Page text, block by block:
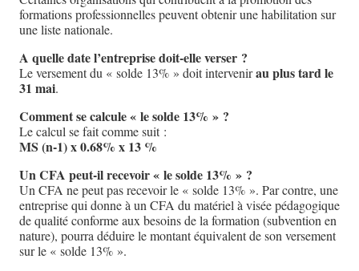
formations professionnelles peuvent obtenir une habilitation sur
une liste nationale.
A quelle date l’entreprise doit-elle verser ?
Le versement du « solde 13% » doit intervenirau plus tard le
31 mai.
Comment se calcule « le solde 13% » ?
Le calcul se fait comme suit :
MS (n-1) x 0.68% x 13 %
Un CFA peut-il recevoir « le solde 13% » ?
Un CFA ne peut pas recevoir le « solde 13% ». Par contre, une
entreprise qui donne à un CFA du matériel à visée pédagogique
de qualité conforme aux besoins de la formation (subvention en
nature), pourra déduire le montant équivalent de son versement
sur le « solde 13% ».